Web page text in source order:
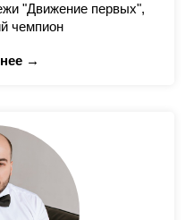
"Движение первых",
чемпион
→